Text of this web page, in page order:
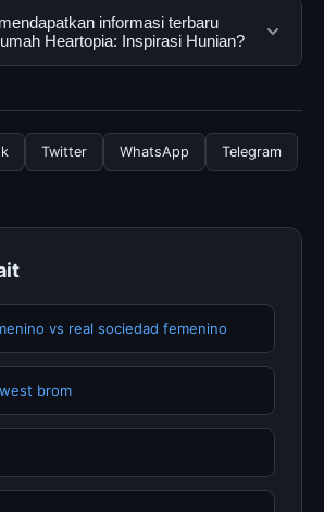
menggunakannya dengan
resmi dan mengikuti panduan yang
Heartopia: Inspirasi Hunian dapat
oleh semua pengguna. Tidak ada
atau langganan yang diperlukan
informasi terbaru
Heartopia: Inspirasi Hunian?
resmi kami secara berkala. Kami
konten dengan informasi terkini dan
Twitter WhatsApp Telegram
vs real sociedad femenino
brom